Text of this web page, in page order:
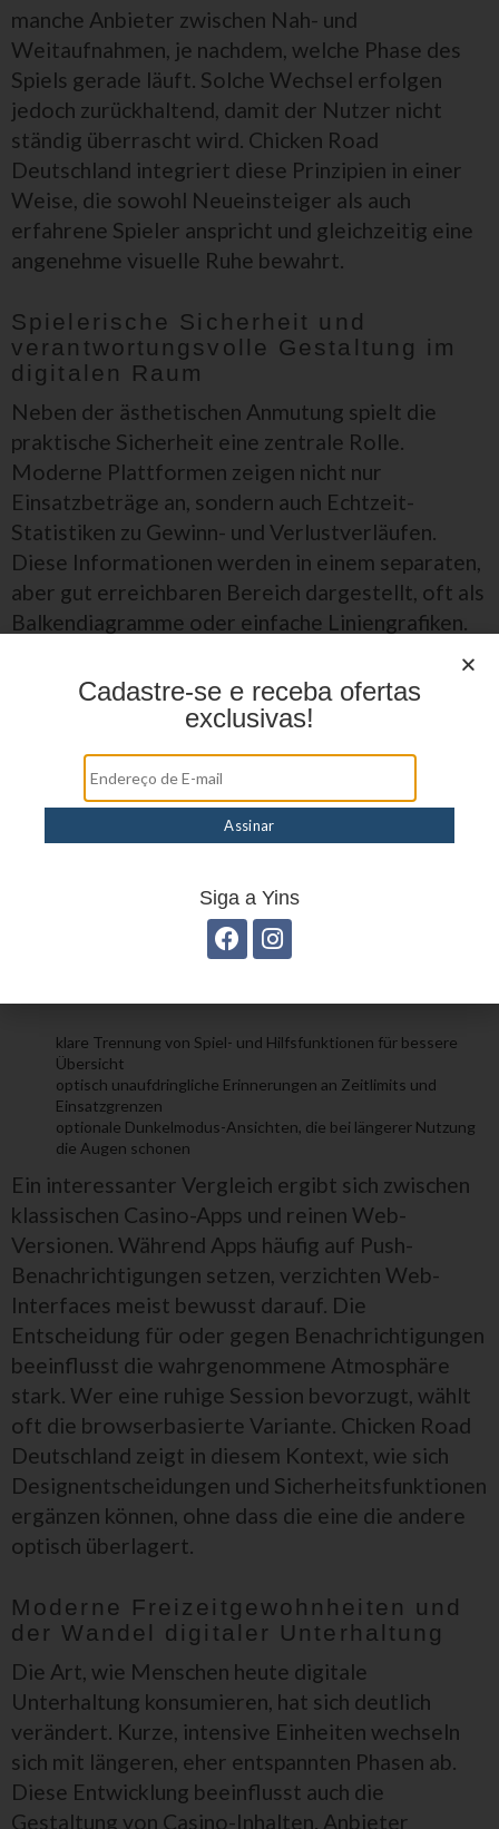
manche Anbieter zwischen Nah- und
Weitaufnahmen, je nachdem, welche Phase des
Spiels gerade läuft. Solche Wechsel erfolgen
jedoch zurückhaltend, damit der Nutzer nicht
ständig überrascht wird. Chicken Road
Deutschland integriert diese Prinzipien in einer
Weise, die sowohl Neueinsteiger als auch
erfahrene Spieler anspricht und gleichzeitig eine
angenehme visuelle Ruhe bewahrt.
Spielerische Sicherheit und
verantwortungsvolle Gestaltung im
digitalen Raum
Neben der ästhetischen Anmutung spielt die
praktische Sicherheit eine zentrale Rolle.
Moderne Plattformen zeigen nicht nur
Einsatzbeträge an, sondern auch Echtzeit-
Statistiken zu Gewinn- und Verlustverläufen.
Diese Informationen werden in einem separaten,
aber gut erreichbaren Bereich dargestellt, oft als
Balkendiagramme oder einfache Liniengrafiken.
Session besser einschätzen, ohne die
Hauptansicht verlassen zu müssen. Ein weiteres
Erinnerungen, die nach festgelegten Zeiträumen
automatisch erscheinen. Solche Hinweise sind
optisch zurückhaltend gestaltet, damit sie nicht
hilfreiche Orientierung. In der Praxis zeigt sich,
dass viele Nutzer diese Funktionen schätzen, weil
sie eine bewusste Entscheidung über Fortsetzung
klare Trennung von Spiel- und Hilfsfunktionen für bessere
Übersicht
optisch unaufdringliche Erinnerungen an Zeitlimits und
Einsatzgrenzen
optionale Dunkelmodus-Ansichten, die bei längerer Nutzung
die Augen schonen
Ein interessanter Vergleich ergibt sich zwischen
klassischen Casino-Apps und reinen Web-
Versionen. Während Apps häufig auf Push-
Benachrichtigungen setzen, verzichten Web-
Interfaces meist bewusst darauf. Die
Entscheidung für oder gegen Benachrichtigungen
beeinflusst die wahrgenommene Atmosphäre
stark. Wer eine ruhige Session bevorzugt, wählt
oft die browserbasierte Variante. Chicken Road
Deutschland zeigt in diesem Kontext, wie sich
Designentscheidungen und Sicherheitsfunktionen
ergänzen können, ohne dass die eine die andere
optisch überlagert.
Moderne Freizeitgewohnheiten und
der Wandel digitaler Unterhaltung
Die Art, wie Menschen heute digitale
Unterhaltung konsumieren, hat sich deutlich
verändert. Kurze, intensive Einheiten wechseln
sich mit längeren, eher entspannten Phasen ab.
Diese Entwicklung beeinflusst auch die
Gestaltung von Casino-Inhalten. Anbieter
Cadastre-se e receba ofertas
exclusivas!
Siga a Yins